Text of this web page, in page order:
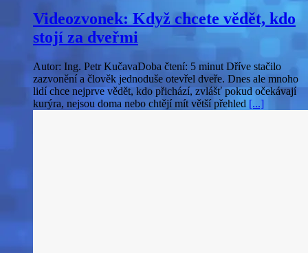
Videozvonek: Když chcete vědět, kdo
stojí za dveřmi
Autor: Ing. Petr KučavaDoba čtení: 5 minut Dříve stačilo
zazvonění a člověk jednoduše otevřel dveře. Dnes ale mnoho
lidí chce nejprve vědět, kdo přichází, zvlášť pokud očekávají
kurýra, nejsou doma nebo chtějí mít větší přehled [...]